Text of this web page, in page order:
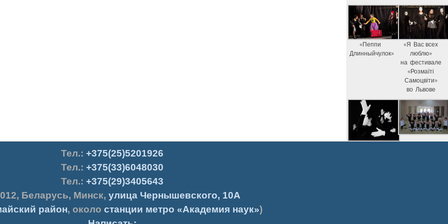
«Пеппи
Длинныйчулок»
«Я Вас всех
люблю»
на фестивале
«Розмаїті
Самоцвіти»
во Львове
Тел.: +375(25)5201926
Тел.: +375(33)6048030
Тел.: +375(29)3405643
, Беларусь, Минск, улица Чернышевского, 10А
район, около станции метро «Академия наук»)